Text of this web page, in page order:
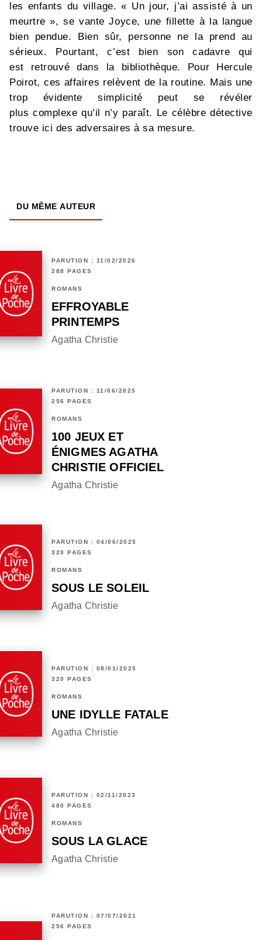
les enfants du village. « Un jour, j’ai assisté à un
meurtre », se vante Joyce, une fillette à la langue
bien pendue. Bien sûr, personne ne la prend au
sérieux. Pourtant, c’est bien son cadavre qui
est retrouvé dans la bibliothèque. Pour Hercule
Poirot, ces affaires relèvent de la routine. Mais une
trop évidente simplicité peut se révéler
plus complexe qu’il n’y paraît. Le célèbre détective
trouve ici des adversaires à sa mesure.
DU MÊME AUTEUR
PARUTION : 11/02/2026
288 PAGES
ROMANS
EFFROYABLE
PRINTEMPS
Agatha Christie
PARUTION : 11/06/2025
256 PAGES
ROMANS
100 JEUX ET
ÉNIGMES AGATHA
CHRISTIE OFFICIEL
Agatha Christie
PARUTION : 04/06/2025
320 PAGES
ROMANS
SOUS LE SOLEIL
Agatha Christie
PARUTION : 08/01/2025
320 PAGES
ROMANS
UNE IDYLLE FATALE
Agatha Christie
PARUTION : 02/11/2023
480 PAGES
ROMANS
SOUS LA GLACE
Agatha Christie
PARUTION : 07/07/2021
256 PAGES